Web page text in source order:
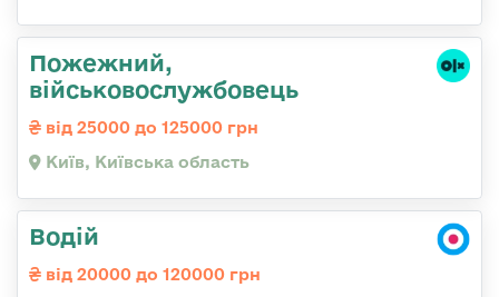
Пожежний,
військовослужбовець
від 25000 до 125000 грн
Київ, Київська область
Водій
від 20000 до 120000 грн